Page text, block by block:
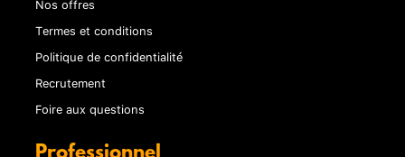
Termes et conditions
Politique de confidentialité
Recrutement
Foire aux questions